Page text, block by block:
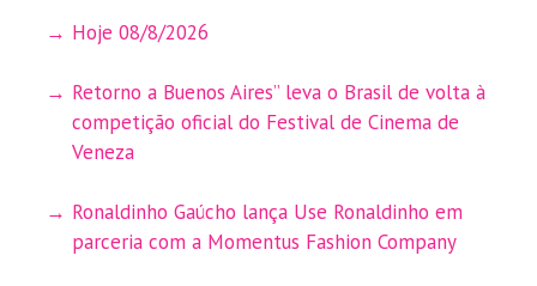
Hoje 08/8/2026
Retorno a Buenos Aires” leva o Brasil de volta à
competição oficial do Festival de Cinema de
Veneza
Ronaldinho Gaúcho lança Use Ronaldinho em
parceria com a Momentus Fashion Company